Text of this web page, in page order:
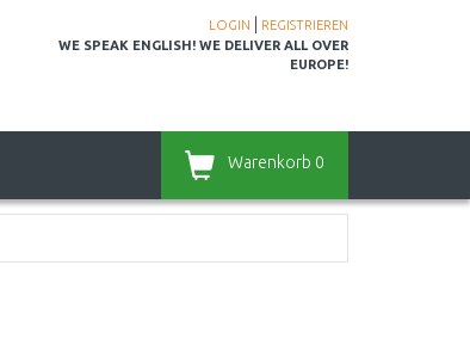
LOGIN
REGISTRIEREN
WE SPEAK ENGLISH! WE DELIVER ALL OVER
EUROPE!
Warenkorb 0